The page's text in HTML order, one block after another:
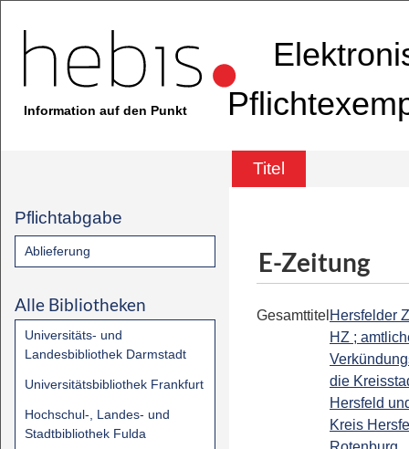
Information auf den Punkt
Titel
Pflichtabgabe
Ablieferung
Alle Bibliotheken
Universitäts- und
Landesbibliothek Darmstadt
Universitätsbibliothek Frankfurt
Hochschul-, Landes- und
Stadtbibliothek Fulda
E-Zeitung
Gesamttitel Hersfelder
HZ ;
die
Hersfeld
Kreis